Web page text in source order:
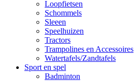
Loopfietsen
Schommels
Sleeen
Speelhuizen
Tractors
Trampolines en Accessoires
Watertafels/Zandtafels
Sport en spel
Badminton